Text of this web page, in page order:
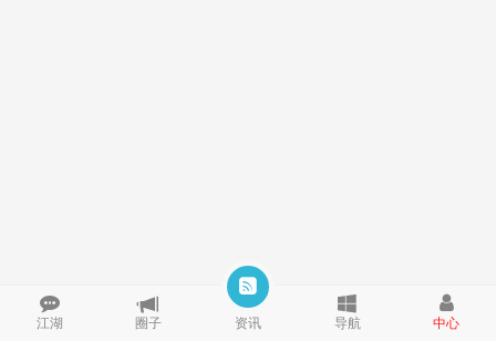
江湖 圈子 资讯 导航 中心